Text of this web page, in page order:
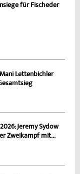
für Fischeder
Lettenbichler
Jeremy Sydow
Zweikampf mit...